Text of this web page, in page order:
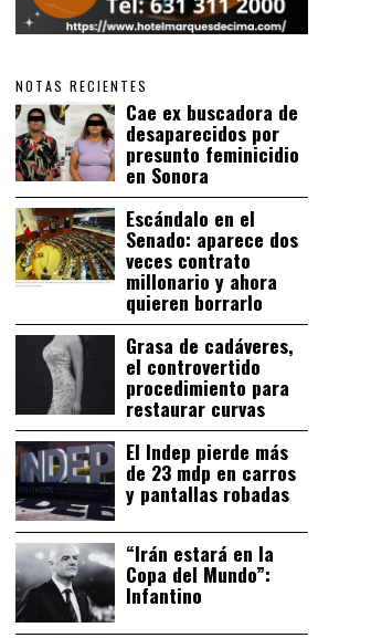
NOTAS RECIENTES
Cae ex buscadora de
desaparecidos por
presunto feminicidio
en Sonora
Escándalo en el
Senado: aparece dos
veces contrato
millonario y ahora
quieren borrarlo
Grasa de cadáveres,
el controvertido
procedimiento para
restaurar curvas
El Indep pierde más
de 23 mdp en carros
y pantallas robadas
“Irán estará en la
Copa del Mundo”:
Infantino